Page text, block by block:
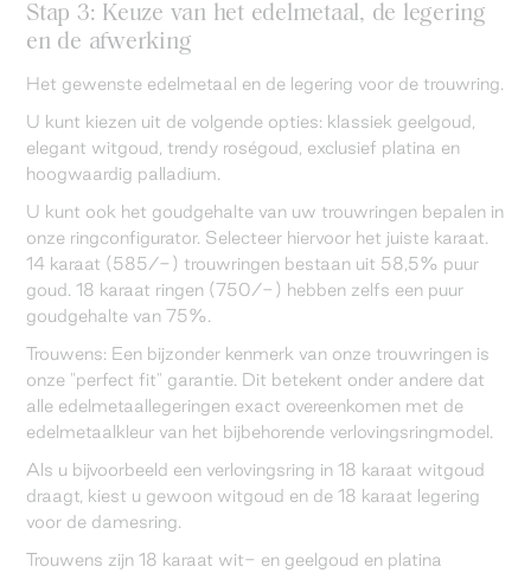
Stap 3: Keuze van het edelmetaal, de legering
en de afwerking
Het gewenste edelmetaal en de legering voor de trouwring.
U kunt kiezen uit de volgende opties: klassiek geelgoud,
elegant witgoud, trendy roségoud, exclusief platina en
hoogwaardig palladium.
U kunt ook het goudgehalte van uw trouwringen bepalen in
onze ringconfigurator. Selecteer hiervoor het juiste karaat.
14 karaat (585/-) trouwringen bestaan uit 58,5% puur
goud. 18 karaat ringen (750/-) hebben zelfs een puur
goudgehalte van 75%.
Trouwens: Een bijzonder kenmerk van onze trouwringen is
onze "perfect fit" garantie. Dit betekent onder andere dat
alle edelmetaallegeringen exact overeenkomen met de
edelmetaalkleur van het bijbehorende verlovingsringmodel.
Als u bijvoorbeeld een verlovingsring in 18 karaat witgoud
draagt, kiest u gewoon witgoud en de 18 karaat legering
voor de damesring.
Trouwens zijn 18 karaat wit- en geelgoud en platina